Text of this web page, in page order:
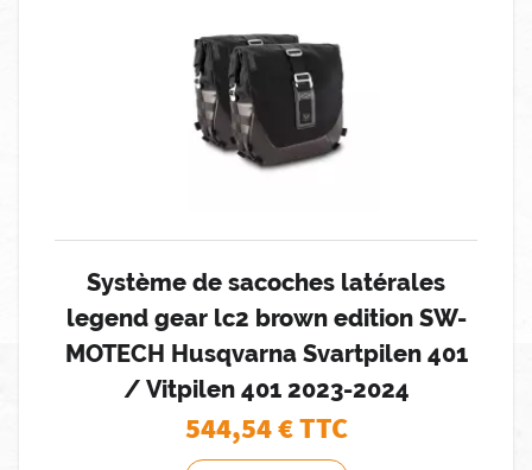
Système de sacoches latérales
legend gear lc2 brown edition SW-
MOTECH Husqvarna Svartpilen 401
/ Vitpilen 401 2023-2024
544,54€ TTC